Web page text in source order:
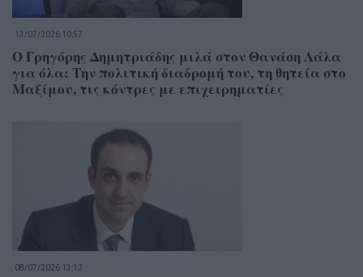
13/07/2026 10:57
O Γρηγόρης Δημητριάδης μιλά στον Θανάση Λάλα
για όλα: Την πολιτική διαδρομή του, τη θητεία στο
Μαξίμου, τις κόντρες με επιχειρηματίες
08/07/2026 13:12